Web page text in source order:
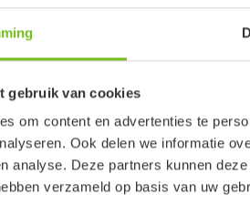
gebruik van cookies
om content en advertenties te
Ook delen we informatie
analyse. Deze partners kunnen
verzameld op basis van uw
aanvulling op de meegeleverde geprinte
kennisgeving worden